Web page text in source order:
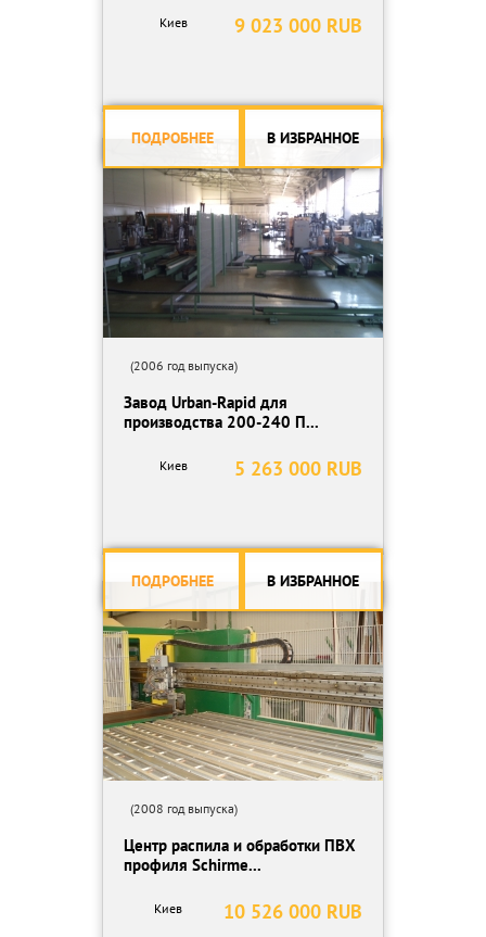
9 023 000 RUB
Киев
ПОДРОБНЕЕ В ИЗБРАННОЕ
(2006 год выпуска)
Завод Urban-Rapid для
производства 200-240 П...
5 263 000 RUB
Киев
ПОДРОБНЕЕ В ИЗБРАННОЕ
(2008 год выпуска)
Центр распила и обработки ПВХ
профиля Schirme...
10 526 000 RUB
Киев